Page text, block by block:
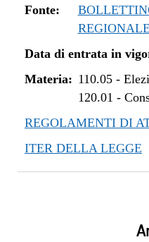
Fonte:
Data di entrata in
Materia: 110.05-
120.01 -
REGOLAMENTI DI
ITER DELLA LEGGE